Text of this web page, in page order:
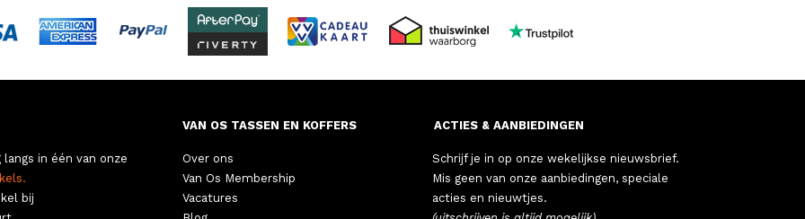
langs in één van onze
bij
VAN OS TASSEN EN KOFFERS
Over ons
Van Os Membership
Vacatures
ACTIES & AANBIEDINGEN
Schrijf je in op onze wekelijkse nieuwsbrief.
Mis geen van onze aanbiedingen, speciale
acties en nieuwtjes.